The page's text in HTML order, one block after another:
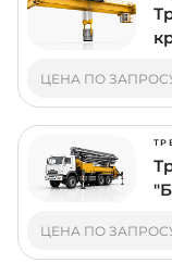
ЦЕНА ПО
ЦЕНА ПО